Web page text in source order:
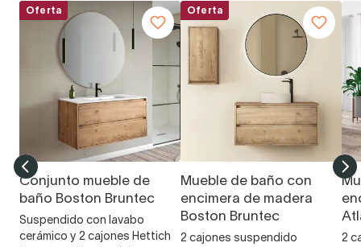
Oferta
Conjunto mueble de
baño Boston Bruntec
Suspendido con lavabo
cerámico y 2 cajones Hettich
Oferta
Mueble de baño con
encimera de madera
Boston Bruntec
2 cajones suspendido
2